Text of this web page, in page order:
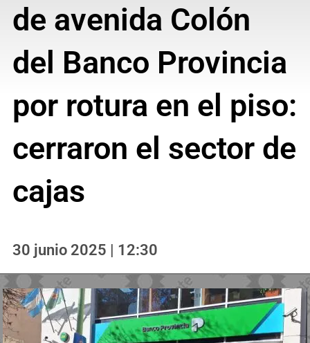
de avenida Colón
del Banco Provincia
por rotura en el piso:
cerraron el sector de
cajas
30 junio 2025 | 12:30